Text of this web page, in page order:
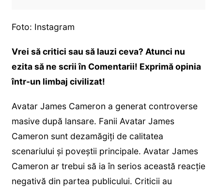
Foto: Instagram
Vrei să critici sau să lauzi ceva? Atunci nu
ezita să ne scrii în Comentarii! Exprimă opinia
într-un limbaj civilizat!
Avatar James Cameron a generat controverse
masive după lansare. Fanii Avatar James
Cameron sunt dezamăgiți de calitatea
scenariului și poveștii principale. Avatar James
Cameron ar trebui să ia în serios această reacție
negativă din partea publicului. Criticii au